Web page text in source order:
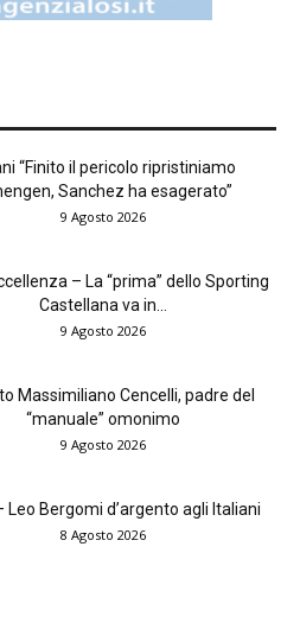
“Finito il pericolo ripristiniamo
Sanchez ha esagerato”
9 Agosto 2026
– La “prima” dello Sporting
Castellana va in...
9 Agosto 2026
Massimiliano Cencelli, padre del
“manuale” omonimo
9 Agosto 2026
Leo Bergomi d’argento agli Italiani
8 Agosto 2026